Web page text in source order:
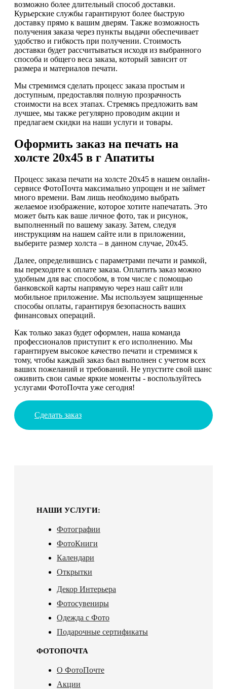
возможно более длительный способ доставки.
Курьерские службы гарантируют более быструю
доставку прямо к вашим дверям. Также возможность
получения заказа через пункты выдачи обеспечивает
удобство и гибкость при получении. Стоимость
доставки будет рассчитываться исходя из выбранного
способа и общего веса заказа, который зависит от
размера и материалов печати.
Мы стремимся сделать процесс заказа простым и
доступным, предоставляя полную прозрачность
стоимости на всех этапах. Стремясь предложить вам
лучшее, мы также регулярно проводим акции и
предлагаем скидки на наши услуги и товары.
Оформить заказ на печать на
холсте 20х45 в г Апатиты
Процесс заказа печати на холсте 20х45 в нашем онлайн-
сервисе ФотоПочта максимально упрощен и не займет
много времени. Вам лишь необходимо выбрать
желаемое изображение, которое хотите напечатать. Это
может быть как ваше личное фото, так и рисунок,
выполненный по вашему заказу. Затем, следуя
инструкциям на нашем сайте или в приложении,
выберите размер холста – в данном случае, 20х45.
Далее, определившись с параметрами печати и рамкой,
вы переходите к оплате заказа. Оплатить заказ можно
удобным для вас способом, в том числе с помощью
банковской карты напрямую через наш сайт или
мобильное приложение. Мы используем защищенные
способы оплаты, гарантируя безопасность ваших
финансовых операций.
Как только заказ будет оформлен, наша команда
профессионалов приступит к его исполнению. Мы
гарантируем высокое качество печати и стремимся к
тому, чтобы каждый заказ был выполнен с учетом всех
ваших пожеланий и требований. Не упустите свой шанс
оживить свои самые яркие моменты - воспользуйтесь
услугами ФотоПочта уже сегодня!
Сделать заказ
НАШИ УСЛУГИ:
Фотографии
ФотоКниги
Календари
Открытки
Декор Интерьера
Фотосувениры
Одежда с Фото
Подарочные сертификаты
ФОТОПОЧТА
О ФотоПочте
Акции